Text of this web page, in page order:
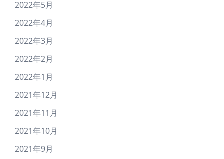
2022年5月
2022年4月
2022年3月
2022年2月
2022年1月
2021年12月
2021年11月
2021年10月
2021年9月